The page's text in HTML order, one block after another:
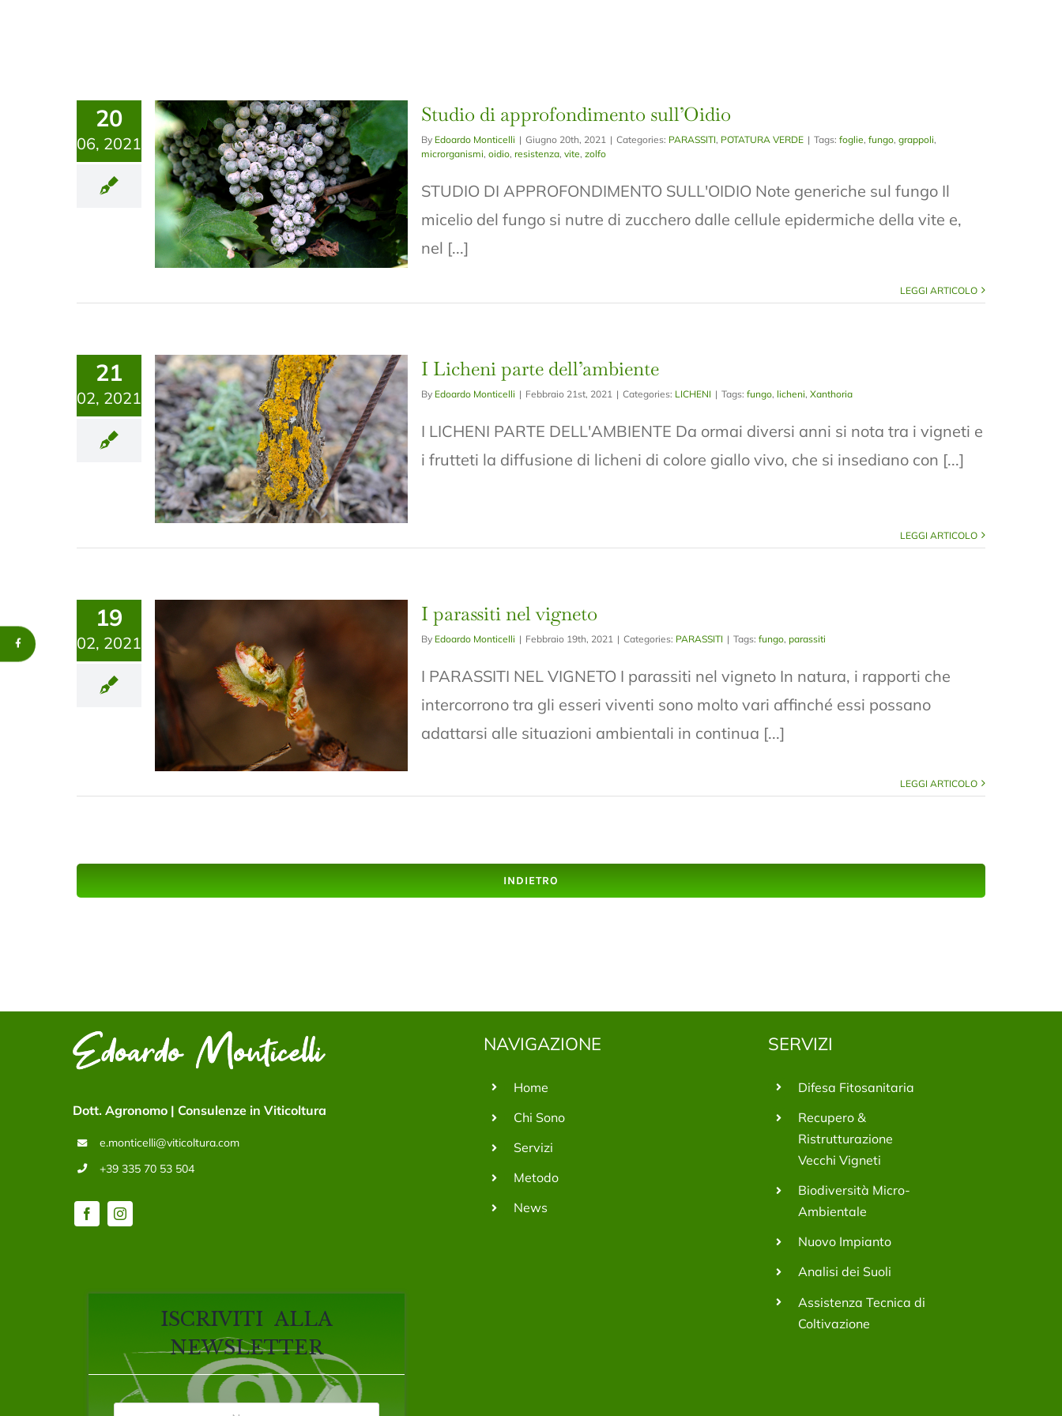
20
06, 2021
Studio di approfondimento sull’Oidio
By Edoardo Monticelli | Giugno 20th, 2021 | Categories: PARASSITI, POTATURA VERDE | Tags: foglie, fungo, grappoli,
microrganismi, oidio, resistenza, vite, zolfo
STUDIO DI APPROFONDIMENTO SULL'OIDIO Note generiche sul fungo Il
micelio del fungo si nutre di zucchero dalle cellule epidermiche della vite e,
nel [...]
LEGGI ARTICOLO
21
02, 2021
I Licheni parte dell’ambiente
By Edoardo Monticelli | Febbraio 21st, 2021 | Categories: LICHENI | Tags: fungo, licheni, Xanthoria
I LICHENI PARTE DELL'AMBIENTE Da ormai diversi anni si nota tra i vigneti e
i frutteti la diffusione di licheni di colore giallo vivo, che si insediano con [...]
LEGGI ARTICOLO
19
02, 2021
I parassiti nel vigneto
By Edoardo Monticelli | Febbraio 19th, 2021 | Categories: PARASSITI | Tags: fungo, parassiti
I PARASSITI NEL VIGNETO I parassiti nel vigneto In natura, i rapporti che
intercorrono tra gli esseri viventi sono molto vari affinché essi possano
adattarsi alle situazioni ambientali in continua [...]
LEGGI ARTICOLO
INDIETRO
Dott. Agronomo | Consulenze in Viticoltura
e.monticelli@viticoltura.com
+39 335 70 53 504
ISCRIVITI ALLA
NEWSLETTER
NAVIGAZIONE
Home
Chi Sono
Servizi
Metodo
News
SERVIZI
Difesa Fitosanitaria
Recupero &
Ristrutturazione
Vecchi Vigneti
Biodiversità Micro-
Ambientale
Nuovo Impianto
Analisi dei Suoli
Assistenza Tecnica di
Coltivazione